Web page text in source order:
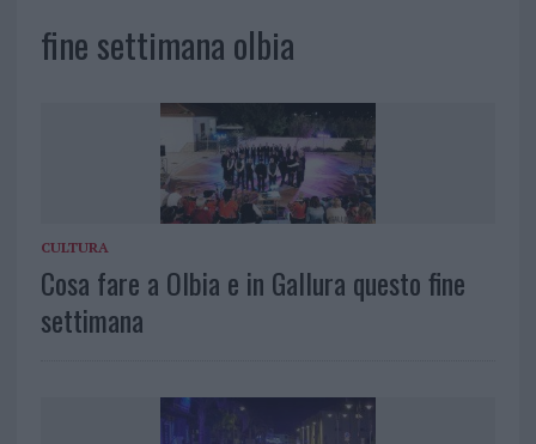
fine settimana olbia
CULTURA
Cosa fare a Olbia e in Gallura questo fine
settimana